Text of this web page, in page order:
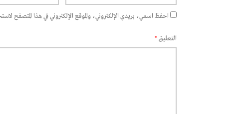
احفظ اسمي، بريدي الإلكتروني، والموقع الإلكتروني في هذا المتصفح
التعليق*